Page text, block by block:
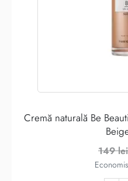
Cremă naturală Be
149lei